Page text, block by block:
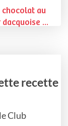
chocolat au
...
recette
Club